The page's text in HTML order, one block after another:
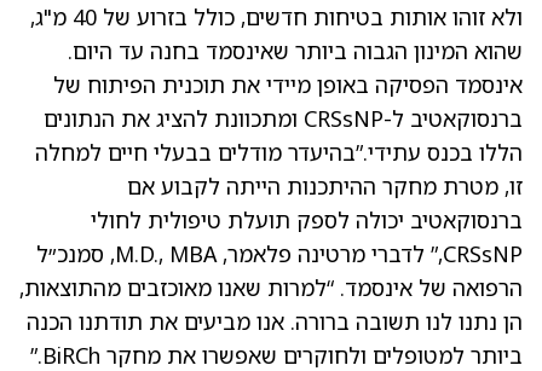
ולא זוהו אותות בטיחות חדשים, כולל בזרוע של 40 מ"ג,
שהוא המינון הגבוה ביותר שאינסמד בחנה עד היום.
אינסמד הפסיקה באופן מיידי את תוכנית הפיתוח של
ברנסוקאטיב ל-CRSsNP ומתכוונת להציג את הנתונים
הללו בכנס עתידי.”בהיעדר מודלים בבעלי חיים למחלה
זו, מטרת מחקר ההיתכנות הייתה לקבוע אם
ברנסוקאטיב יכולה לספק תועלת טיפולית לחולי
CRSsNP,” לדברי מרטינה פלאמר, M.D., MBA, סמנכ״ל
הרפואה של אינסמד. “למרות שאנו מאוכזבים מהתוצאות,
הן נתנו לנו תשובה ברורה. אנו מביעים את תודתנו הכנה
ביותר למטופלים ולחוקרים שאפשרו את מחקר BiRCh.”